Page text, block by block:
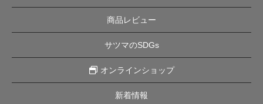
商品レビュー
サツマのSDGs
オンラインショップ
新着情報